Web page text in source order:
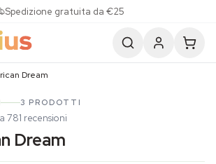
Spedizione gratuita da €25
Dream
3 PRODOTTI
781 recensioni
Dream